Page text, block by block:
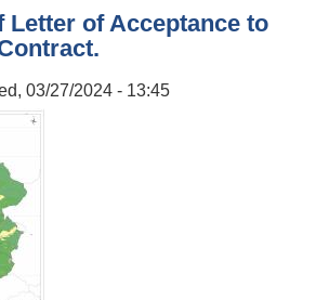
Letter of Acceptance to
03/27/2024 - 13:45